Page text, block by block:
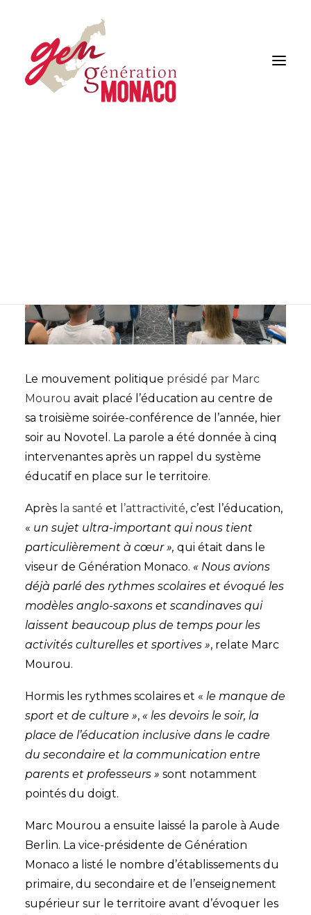
Le mouvement politique présidé par Marc
Mourou avait placé l’éducation au centre de
sa troisième soirée-conférence de l’année, hier
soir au Novotel. La parole a été donnée à cinq
intervenantes après un rappel du système
éducatif en place sur le territoire.
Après la santé et l’attractivité, c’est l’éducation,
« un sujet ultra-important qui nous tient
particulièrement à cœur », qui était dans le
viseur de Génération Monaco. « Nous avions
déjà parlé des rythmes scolaires et évoqué les
modèles anglo-saxons et scandinaves qui
laissent beaucoup plus de temps pour les
activités culturelles et sportives », relate Marc
Mourou.
Hormis les rythmes scolaires et « le manque de
sport et de culture », « les devoirs le soir, la
place de l’éducation inclusive dans le cadre
du secondaire et la communication entre
parents et professeurs » sont notamment
pointés du doigt.
Marc Mourou a ensuite laissé la parole à Aude
Berlin. La vice-présidente de Génération
Monaco a listé le nombre d’établissements du
primaire, du secondaire et de l’enseignement
supérieur sur le territoire avant d’évoquer les